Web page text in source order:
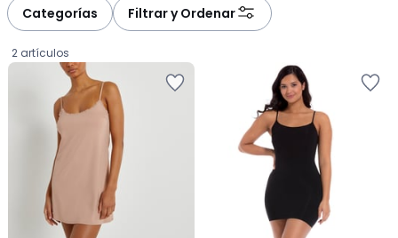
Categorías Filtrar y Ordenar
2 artículos